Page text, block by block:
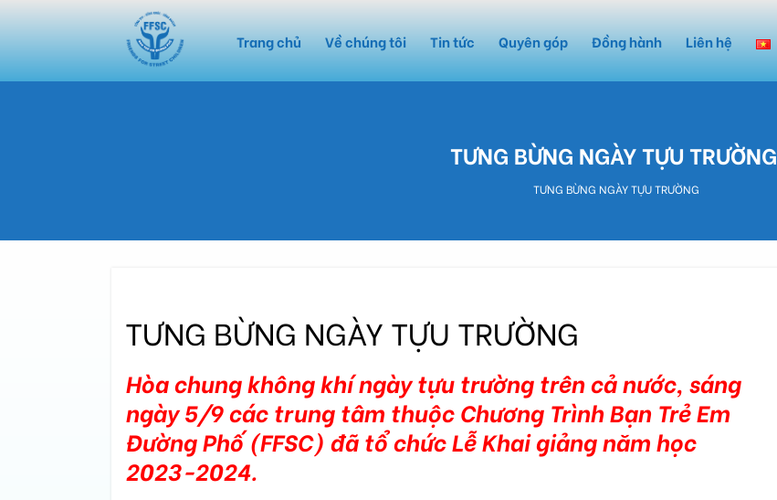
Trang chủ Về chúng tôi Tin tức Quyên góp Đồng hành Liên hệ
TƯNG BỪNG NGÀY TỰU TRƯỜNG
TƯNG BỪNG NGÀY TỰU TRƯỜNG
TƯNG BỪNG NGÀY TỰU TRƯỜNG
Hòa chung không khí ngày tựu trường trên cả nước, sáng
ngày 5/9 các trung tâm thuộc Chương Trình Bạn Trẻ Em
Đường Phố (FFSC) đã tổ chức Lễ Khai giảng năm học
2023-2024.